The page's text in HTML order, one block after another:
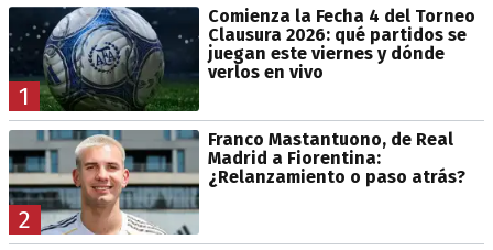
1
Comienza la Fecha 4 del Torneo
Clausura 2026: qué partidos se
juegan este viernes y dónde
verlos en vivo
2
Franco Mastantuono, de Real
Madrid a Fiorentina:
¿Relanzamiento o paso atrás?